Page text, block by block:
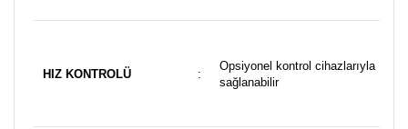
HIZ KONTROLÜ :
Opsiyonel kontrol cihazlarıyla
sağlanabilir